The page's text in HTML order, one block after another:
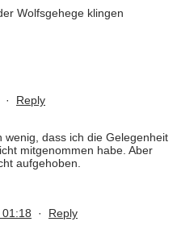
Wolfsgehege klingen
· Reply
wenig, dass ich die Gelegenheit
mitgenommen habe. Aber
aufgehoben.
· Reply